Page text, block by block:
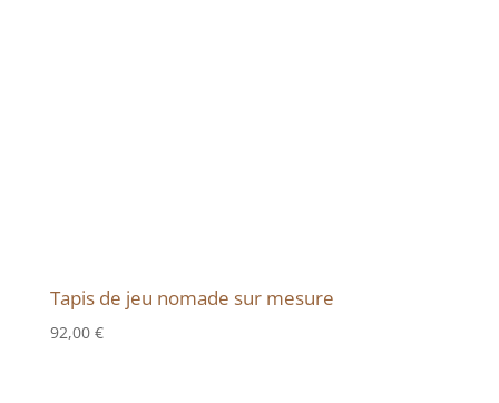
Tapis de jeu nomade sur mesure
92,00 €